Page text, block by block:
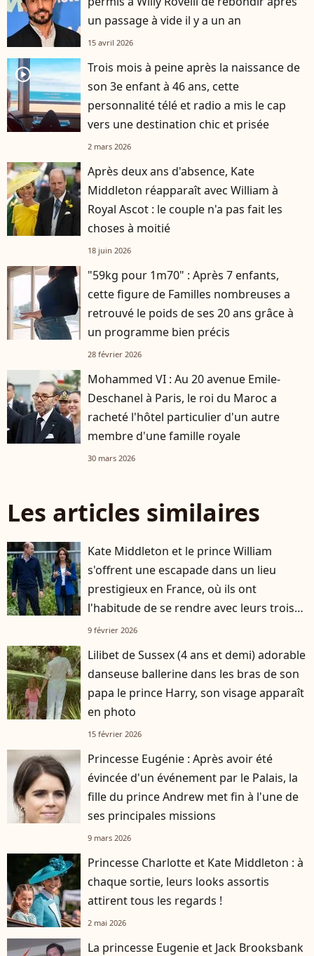
un passage à vide il y a un an
15 avril 2026
player2
Trois mois à peine après la naissance de
son 3e enfant à 46 ans, cette
personnalité télé et radio a mis le cap
vers une destination chic et prisée
2 mars 2026
Après deux ans d'absence, Kate
Middleton réapparaît avec William à
Royal Ascot : le couple n'a pas fait les
choses à moitié
18 juin 2026
"59kg pour 1m70" : Après 7 enfants,
cette figure de Familles nombreuses a
retrouvé le poids de ses 20 ans grâce à
un programme bien précis
28 février 2026
Mohammed VI : Au 20 avenue Emile-
Deschanel à Paris, le roi du Maroc a
racheté l'hôtel particulier d'un autre
membre d'une famille royale
30 mars 2026
Les articles similaires
Kate Middleton et le prince William
s'offrent une escapade dans un lieu
prestigieux en France, où ils ont
l'habitude de se rendre avec leurs trois
enfants
9 février 2026
Lilibet de Sussex (4 ans et demi) adorable
danseuse ballerine dans les bras de son
papa le prince Harry, son visage apparaît
en photo
15 février 2026
Princesse Eugénie : Après avoir été
évincée d'un événement par le Palais, la
fille du prince Andrew met fin à l'une de
ses principales missions
9 mars 2026
Princesse Charlotte et Kate Middleton : à
chaque sortie, leurs looks assortis
attirent tous les regards !
2 mai 2026
La princesse Eugenie et Jack Brooksbank